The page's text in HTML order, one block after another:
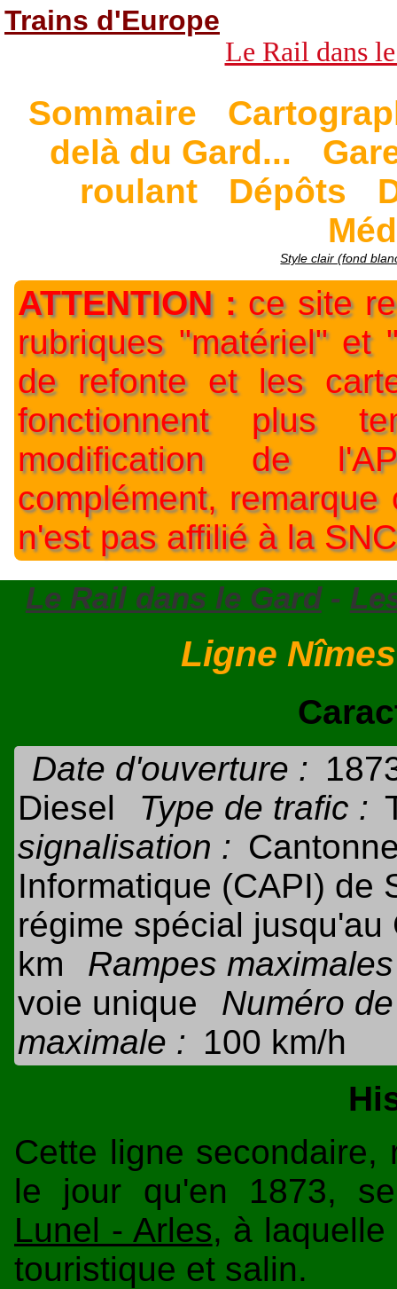
Trains d'Europe
Le Rail dans
Sommaire
delà du Gard...
roulant
Dépôts
Style clair (fond
ATTENTION :ce site
rubriques "matériel" et
de refonte et les
fonctionnent plus
modification de
complément,
n'est pas affilié à la
Le Rail dans le Gard-
Ligne
Date d'ouverture :
Diesel
Type de trafic :
signalisation :
Informatique (CAPI) de
régime spécial jusqu'au
km
Rampes
voie unique
Numéro
maximale : 100 km/h
Cette ligne
le jour qu'en 1873,
Lunel - Arles, à
touristique et salin.